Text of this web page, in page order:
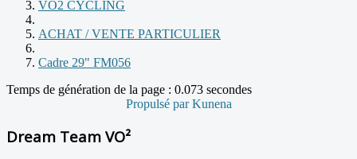
VO2 CYCLING
ACHAT / VENTE PARTICULIER
Cadre 29" FM056
Temps de génération de la page : 0.073 secondes
Propulsé parKunena
Dream Team VO²